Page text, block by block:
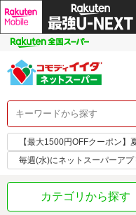
【最大1500円OFFクーポン
毎週(水)にネットスーパーア
カテゴリから探す